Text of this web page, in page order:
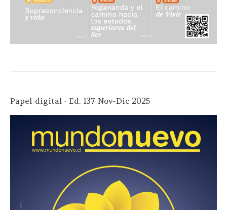
Papel digital · Ed. 137 Nov-Dic 2025